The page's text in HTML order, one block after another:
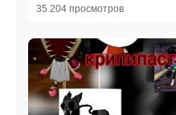
35 204 просмотров